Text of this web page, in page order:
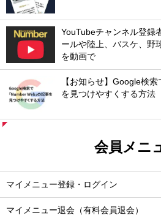
YouTubeチャンネル登録
ールや陸上、バスケ、野
を動画で
【お知らせ】Google検
を見つけやすくする方法
会員メニ
マイメニュー登録・ログイン
マイメニュー退会（有料会員退会）